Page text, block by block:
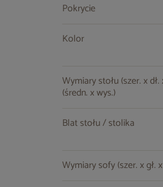
Pokrycie
Kolor
Wymiary stołu (szer. x
(średn. x wys.)
Blat stołu / stolika
Wymiary sofy (szer. x gł.